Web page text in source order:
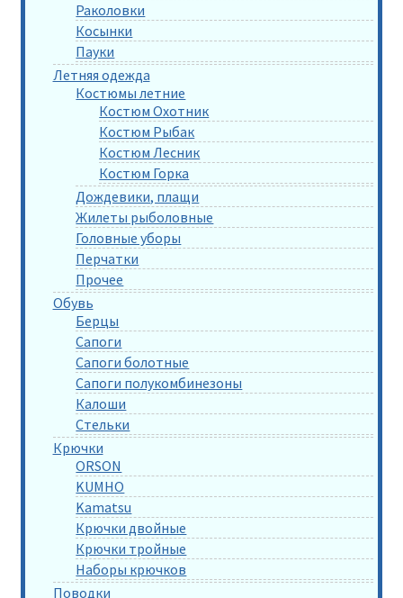
Раколовки
Косынки
Пауки
Летняя одежда
Костюмы летние
Костюм Охотник
Костюм Рыбак
Костюм Лесник
Костюм Горка
Дождевики, плащи
Жилеты рыболовные
Головные уборы
Перчатки
Прочее
Обувь
Берцы
Сапоги
Сапоги болотные
Сапоги полукомбинезоны
Калоши
Стельки
Крючки
ORSON
KUMHO
Kamatsu
Крючки двойные
Крючки тройные
Наборы крючков
Поводки